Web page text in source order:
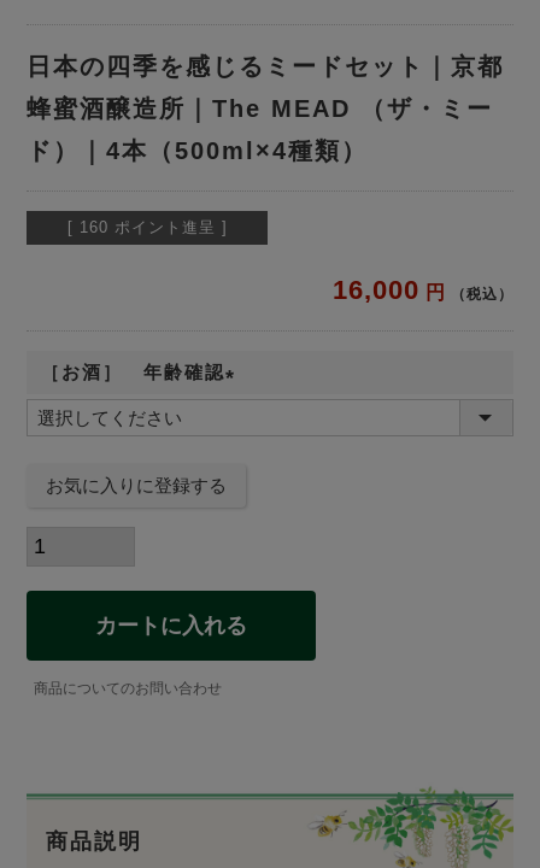
日本の四季を感じるミードセット｜京都
蜂蜜酒醸造所｜The MEAD （ザ・ミー
ド）｜4本（500ml×4種類）
[ 160 ポイント進呈 ]
16,000 税込
［お酒］ 年齢確認
お気に入りに登録する
カートに入れる
商品についてのお問い合わせ
商品説明